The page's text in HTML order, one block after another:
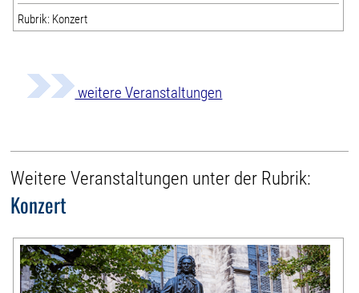
Rubrik: Konzert
weitere Veranstaltungen
Weitere Veranstaltungen unter der Rubrik:
Konzert